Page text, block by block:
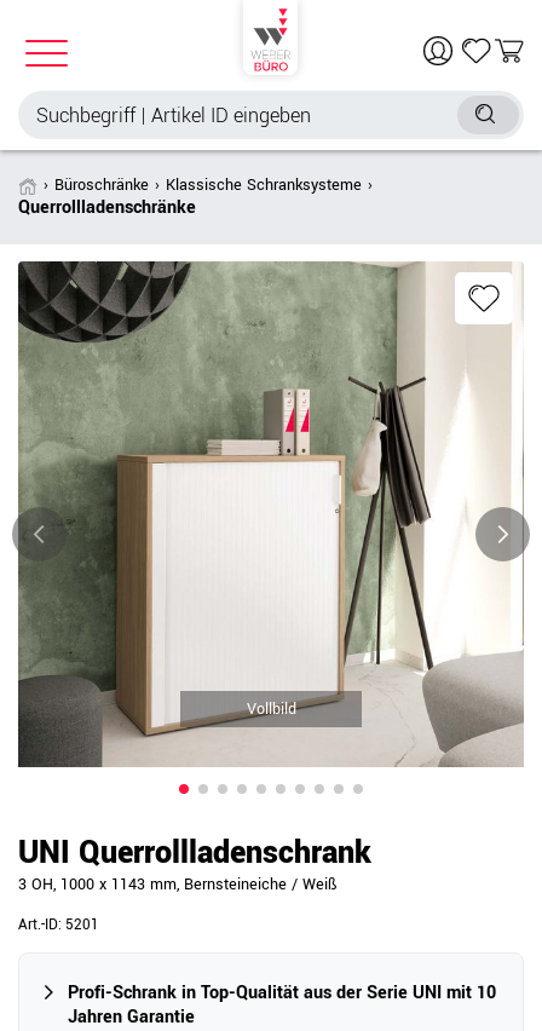
Büroschränke Klassische Schranksysteme
Querrollladenschränke
Vollbild
UNI Querrollladenschrank
3 OH, 1000 x 1143 mm, Bernsteineiche / Weiß
Art.-ID: 5201
Profi-Schrank in Top-Qualität aus der Serie UNI mit 10
Jahren Garantie